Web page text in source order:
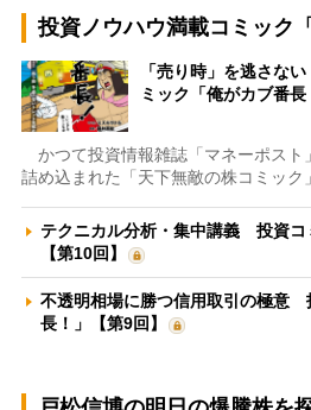
投資ノウハウ満載コミック
「売り時」を逃さな
ミック「俺がカブ番長
かつて投資情報雑誌「マネーポスト
詰め込まれた「天下無敵の株コミッ
テクニカル分析・集中講義 投資コ
【第10回】
不透明相場に勝つ信用取引の極意
長！」【第9回】